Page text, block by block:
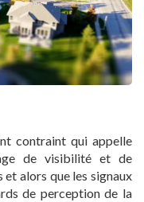
contraint qui appelle
de visibilité et de
alors que les signaux
de perception de la